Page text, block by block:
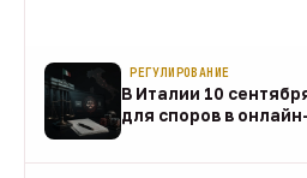
РЕГУЛИРОВАНИЕ
В Италии 10
для споров в